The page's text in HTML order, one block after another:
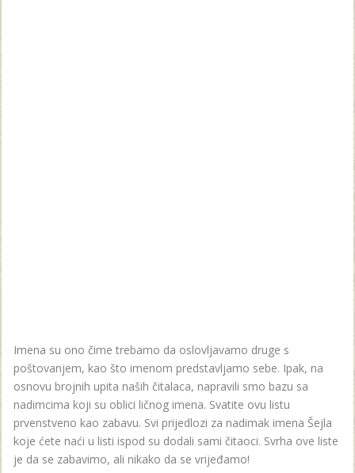
Imena su ono čime trebamo da oslovljavamo druge s
poštovanjem, kao što imenom predstavljamo sebe. Ipak, na
osnovu brojnih upita naših čitalaca, napravili smo bazu sa
nadimcima koji su oblici ličnog imena. Svatite ovu listu
prvenstveno kao zabavu. Svi prijedlozi za nadimak imena Šejla
koje ćete naći u listi ispod su dodali sami čitaoci. Svrha ove liste
je da se zabavimo, ali nikako da se vrijeđamo!